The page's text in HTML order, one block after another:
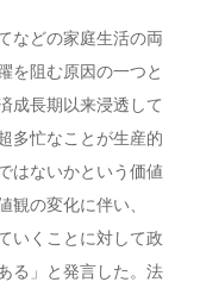
などの家庭生活の両
を阻む原因の一つと
成長期以来浸透して
多忙なことが生産的
はないかという価値
観の変化に伴い、
いくことに対して政
る」と発言した。法